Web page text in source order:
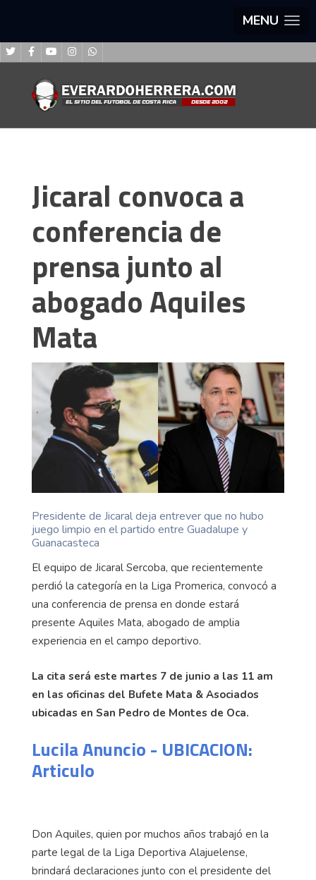
MENU
Jicaral convoca a
conferencia de
prensa junto al
abogado Aquiles
Mata
Presidente de Jicaral deja entrever que no hubo
juego limpio en el partido entre Guadalupe y
Guanacasteca
El equipo de Jicaral Sercoba, que recientemente
perdió la categoría en la Liga Promerica, convocó a
una conferencia de prensa en donde estará
presente Aquiles Mata, abogado de amplia
experiencia en el campo deportivo.
La cita será este martes 7 de junio a las 11 am
en las oficinas del Bufete Mata & Asociados
ubicadas en San Pedro de Montes de Oca.
Lucila Anuncio - UBICACION:
Articulo
Don Aquiles, quien por muchos años trabajó en la
parte legal de la Liga Deportiva Alajuelense,
brindará declaraciones junto con el presidente del